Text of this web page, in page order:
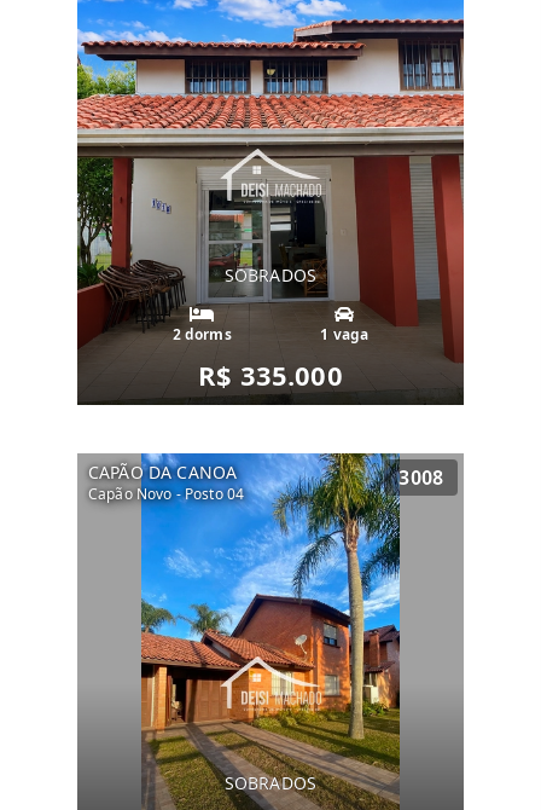
SOBRADOS
2 dorms 1 vaga
R$ 335.000
CAPÃO DA CANOA
Capão Novo - Posto 04
3008
SOBRADOS